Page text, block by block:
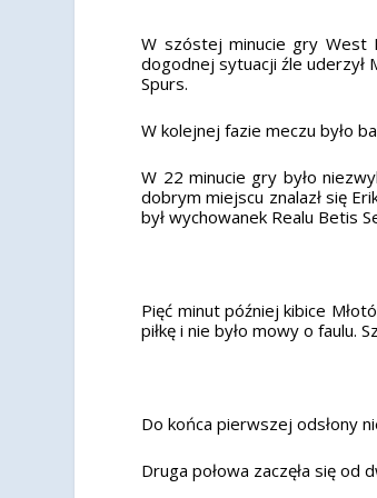
W szóstej minucie gry West
dogodnej sytuacji źle uderzył
Spurs.
W kolejnej fazie meczu było
W 22 minucie gry było
dobrym miejscu znalazł się
był wychowanek Realu Betis
Pięć minut później kibice
piłkę i nie było mowy o faulu.
Do końca pierwszej odsłony
Druga połowa zaczęła się od